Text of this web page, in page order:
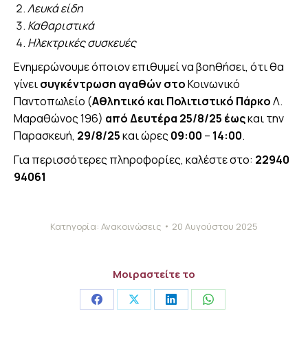
Λευκά είδη
Καθαριστικά
Ηλεκτρικές συσκευές
Ενημερώνουμε όποιον επιθυμεί να βοηθήσει, ότι θα
γίνεισυγκέντρωση αγαθών στοΚοινωνικό
Παντοπωλείο (Αθλητικό και Πολιτιστικό ΠάρκοΛ.
Μαραθώνος 196) από Δευτέρα 25/8/25 έωςκαι την
Παρασκευή, 29/8/25και ώρες 09:00 – 14:00.
Για περισσότερες πληροφορίες, καλέστε στο: 22940
94061
Κατηγορία: Ανακοινώσεις 20 Αυγούστου 2025
Μοιραστείτε το
Share Share Share Share